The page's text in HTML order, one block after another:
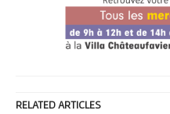
RELATED ARTICLES